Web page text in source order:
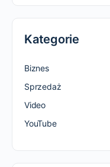
Kategorie
Biznes
Sprzedaż
Video
YouTube